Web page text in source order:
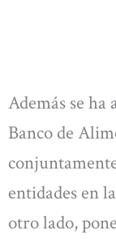
Además se
Banco de
entidades en
otro lado,